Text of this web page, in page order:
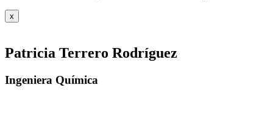
x
Patricia Terrero Rodríguez
Ingeniera Química